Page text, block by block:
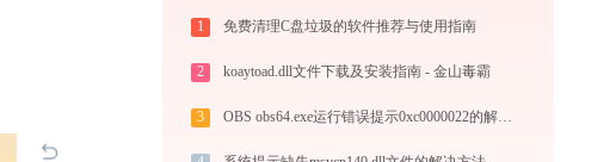
1 免费清理C盘垃圾的软件推荐与使用指南
2 koaytoad.dll文件下载及安装指南 - 金山毒霸
3 OBS obs64.exe运行错误提示0xc0000022的解决办法